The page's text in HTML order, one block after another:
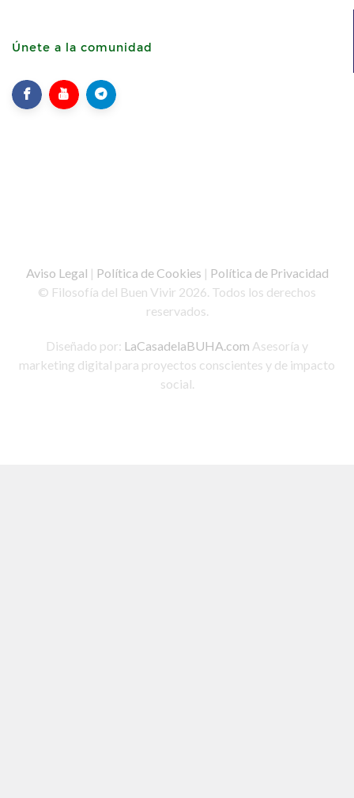
Únete a la comunidad
Aviso Legal | Política de Cookies | Política de Privacidad
© Filosofía del Buen Vivir 2026. Todos los derechos
reservados.
Diseñado por: LaCasadelaBUHA.com Asesoría y
marketing digital para proyectos conscientes y de impacto
social.